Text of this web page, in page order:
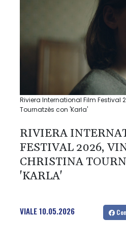
Riviera International Film Festival
Tournatzès con 'Karla'
RIVIERA
FESTIVAL 2026,
CHRISTINA
'KARLA'
VIALE10.05.2026